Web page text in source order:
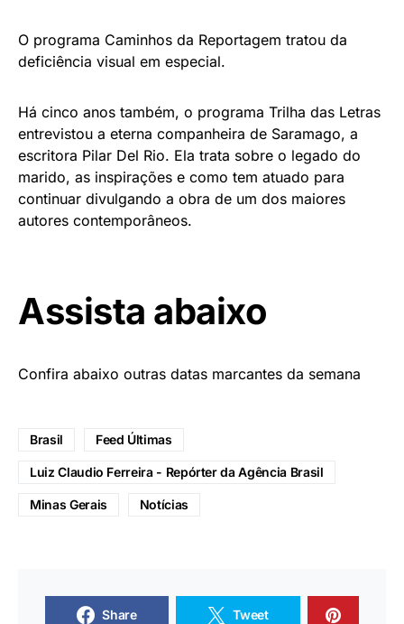
O programa Caminhos da Reportagem tratou da
deficiência visual em especial.
Há cinco anos também, o programa Trilha das Letras
entrevistou a eterna companheira de Saramago, a
escritora Pilar Del Rio. Ela trata sobre o legado do
marido, as inspirações e como tem atuado para
continuar divulgando a obra de um dos maiores
autores contemporâneos.
Assista abaixo
Confira abaixo outras datas marcantes da semana
Brasil Feed Últimas
Luiz Claudio Ferreira - Repórter da Agência Brasil
Minas Gerais Notícias
Share Tweet